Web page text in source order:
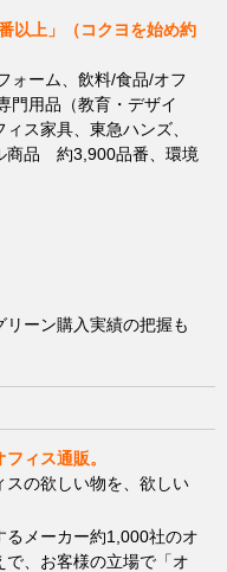
以上」（コクヨを始め約
ォーム、飲料/食品/オフ
門用品（教育・デザイ
ス家具、東急ハンズ、
商品 約3,900品番、環境
ーン購入実績の把握も
ィス通販。
の欲しい物を、欲しい
メーカー約1,000社のオ
、お客様の立場で「オ